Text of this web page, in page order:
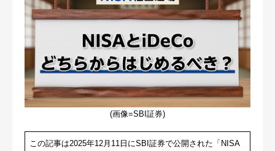
(画像=SBI証券)
この記事は2025年12月11日にSBI証券で公開された「NISA